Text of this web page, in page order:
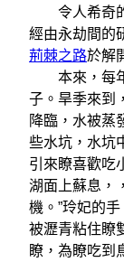
令人希奇的
經由永劫間的
荊棘之路於解
本來，每年
子。旱季來到
降臨，水被蒸
些水坑，水坑
引來瞭喜歡吃
湖面上蘇息，
機。”玲妃的
被瀝青粘住瞭
瞭，為瞭吃到